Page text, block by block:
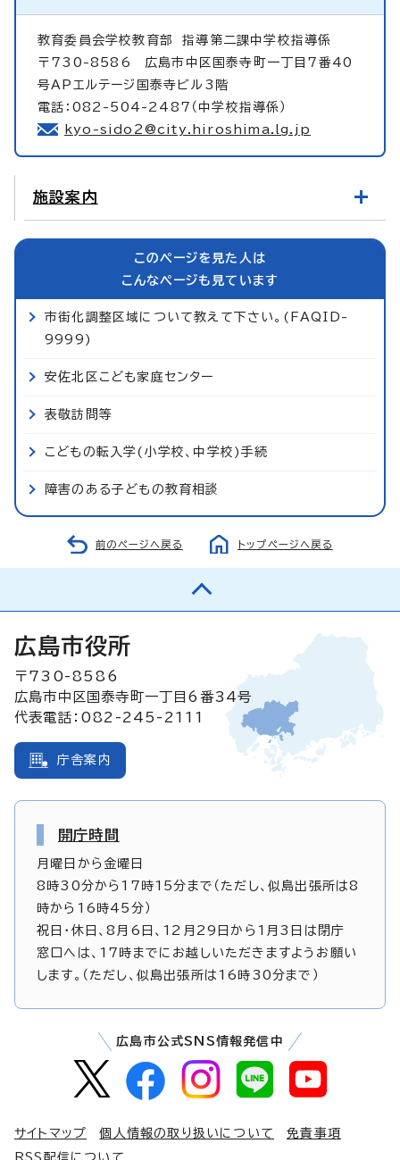
教育委員会学校教育部指導第二課中学校指導係
〒730-8586 広島市中区国泰寺町一丁目7番40
号APエルテージ国泰寺ビル3階
電話：082-504-2487（中学校指導係）
kyo-sido2@city.hiroshima.lg.jp
施設案内
このページを見た人は
こんなページも見ています
市街化調整区域について教えて下さい。(FAQID-
9999)
安佐北区こども家庭センター
表敬訪問等
こどもの転入学(小学校、中学校)手続
障害のある子どもの教育相談
前のページへ戻る トップページへ戻る
広島市役所
〒730-8586
広島市中区国泰寺町一丁目6番34号
代表電話：082-245-2111
庁舎案内
開庁時間
月曜日から金曜日
8時30分から17時15分まで（ただし、似島出張所は8
時から16時45分）
祝日・休日、8月6日、12月29日から1月3日は閉庁
窓口へは、17時までにお越しいただきますようお願い
します。（ただし、似島出張所は16時30分まで）
広島市公式SNS情報発信中
サイトマップ 個人情報の取り扱いについて
免責事項
RSS配信について